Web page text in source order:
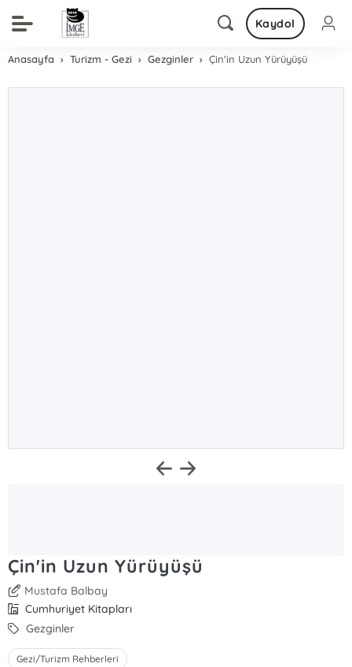
Kaydol
Anasayfa Turizm - Gezi Gezginler Çin'in Uzun Yürüyüşü
Çin'in Uzun Yürüyüşü
Mustafa Balbay
Cumhuriyet Kitapları
Gezginler
Gezi/Turizm Rehberleri